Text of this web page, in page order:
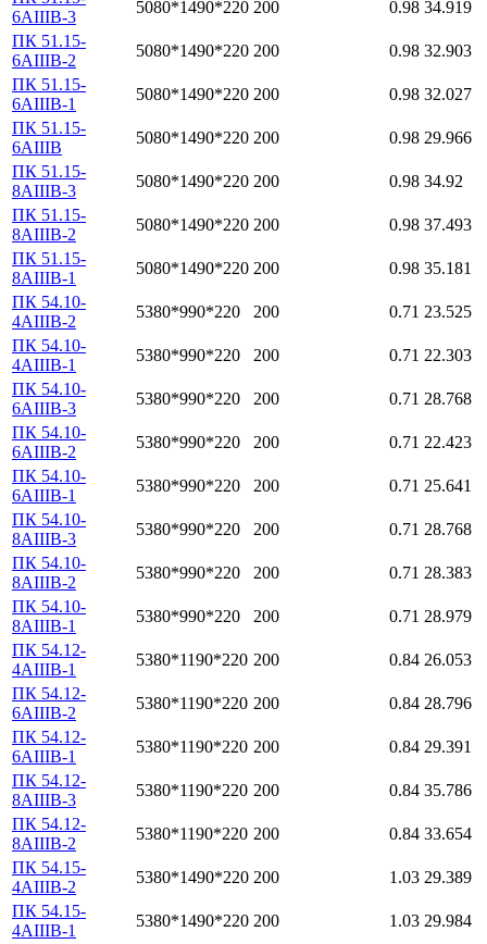
6АIIIВ-3
5080*1490*220 200 0.98 34.919
ПК 51.15-
6АIIIВ-2
5080*1490*220 200 0.98 32.903
ПК 51.15-
6АIIIВ-1
5080*1490*220 200 0.98 32.027
ПК 51.15-
6АIIIВ
5080*1490*220 200 0.98 29.966
ПК 51.15-
8АIIIВ-3
5080*1490*220 200 0.98 34.92
ПК 51.15-
8АIIIВ-2
5080*1490*220 200 0.98 37.493
ПК 51.15-
8АIIIВ-1
5080*1490*220 200 0.98 35.181
ПК 54.10-
4АIIIВ-2
5380*990*220 200 0.71 23.525
ПК 54.10-
4АIIIВ-1
5380*990*220 200 0.71 22.303
ПК 54.10-
6АIIIВ-3
5380*990*220 200 0.71 28.768
ПК 54.10-
6АIIIВ-2
5380*990*220 200 0.71 22.423
ПК 54.10-
6АIIIВ-1
5380*990*220 200 0.71 25.641
ПК 54.10-
8АIIIВ-3
5380*990*220 200 0.71 28.768
ПК 54.10-
8АIIIВ-2
5380*990*220 200 0.71 28.383
ПК 54.10-
8АIIIВ-1
5380*990*220 200 0.71 28.979
ПК 54.12-
4АIIIВ-1
5380*1190*220 200 0.84 26.053
ПК 54.12-
6АIIIВ-2
5380*1190*220 200 0.84 28.796
ПК 54.12-
6АIIIВ-1
5380*1190*220 200 0.84 29.391
ПК 54.12-
8АIIIВ-3
5380*1190*220 200 0.84 35.786
ПК 54.12-
8АIIIВ-2
5380*1190*220 200 0.84 33.654
ПК 54.15-
4АIIIВ-2
5380*1490*220 200 1.03 29.389
ПК 54.15-
4АIIIВ-1
5380*1490*220 200 1.03 29.984